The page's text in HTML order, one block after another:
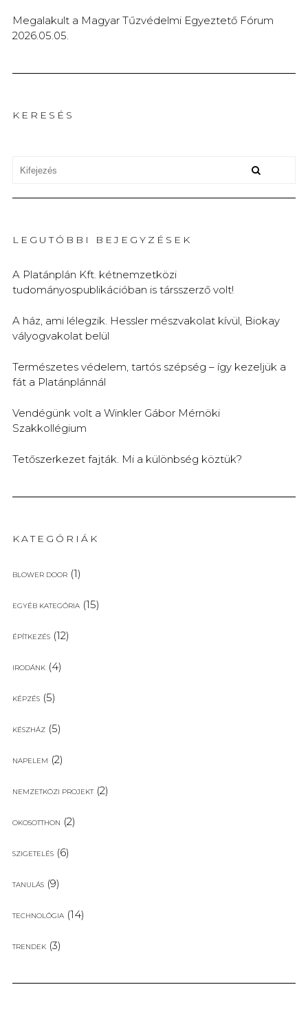
Megalakult a Magyar Tűzvédelmi Egyeztető Fórum
2026.05.05.
KERESÉS
LEGUTÓBBI BEJEGYZÉSEK
A Platánplán Kft. kétnemzetközi
tudományospublikációban is társszerző volt!
A ház, ami lélegzik. Hessler mészvakolat kívül, Biokay
vályogvakolat belül
Természetes védelem, tartós szépség – így kezeljük a
fát a Platánplánnál
Vendégünk volt a Winkler Gábor Mérnöki
Szakkollégium
Tetőszerkezet fajták. Mi a különbség köztük?
KATEGÓRIÁK
BLOWER DOOR(1)
EGYÉB KATEGÓRIA(15)
ÉPÍTKEZÉS(12)
IRODÁNK(4)
KÉPZÉS(5)
KÉSZHÁZ(5)
NAPELEM (2)
NEMZETKÖZI PROJEKT(2)
OKOSOTTHON (2)
SZIGETELÉS(6)
TANULÁS(9)
TECHNOLÓGIA(14)
TRENDEK(3)